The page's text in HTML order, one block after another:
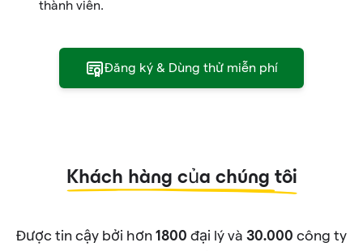
thành viên.
Đăng ký & Dùng thử miễn phí
Khách hàng của chúng tôi
Được tin cậy bởi hơn 1800 đại lý và 30.000 công ty